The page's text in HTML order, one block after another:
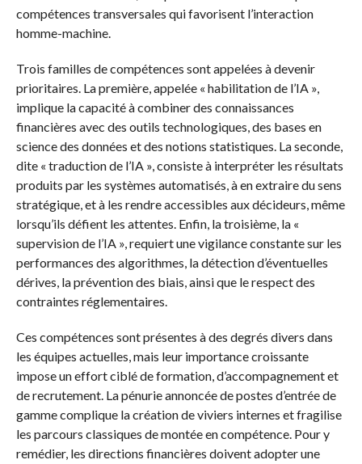
compétences transversales qui favorisent l’interaction
homme-machine.
Trois familles de compétences sont appelées à devenir
prioritaires. La première, appelée « habilitation de l’IA »,
implique la capacité à combiner des connaissances
financières avec des outils technologiques, des bases en
science des données et des notions statistiques. La seconde,
dite « traduction de l’IA », consiste à interpréter les résultats
produits par les systèmes automatisés, à en extraire du sens
stratégique, et à les rendre accessibles aux décideurs, même
lorsqu’ils défient les attentes. Enfin, la troisième, la «
supervision de l’IA », requiert une vigilance constante sur les
performances des algorithmes, la détection d’éventuelles
dérives, la prévention des biais, ainsi que le respect des
contraintes réglementaires.
Ces compétences sont présentes à des degrés divers dans
les équipes actuelles, mais leur importance croissante
impose un effort ciblé de formation, d’accompagnement et
de recrutement. La pénurie annoncée de postes d’entrée de
gamme complique la création de viviers internes et fragilise
les parcours classiques de montée en compétence. Pour y
remédier, les directions financières doivent adopter une